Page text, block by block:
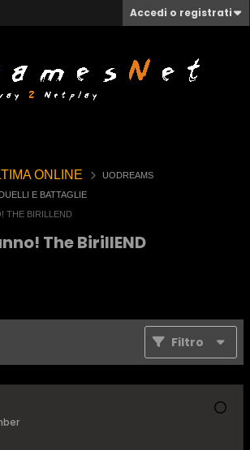
Accedi o registrati
ONLINE
UODREAMS
E BATTAGLIE
THE BIRILLEND
The BirillEND
Filtro